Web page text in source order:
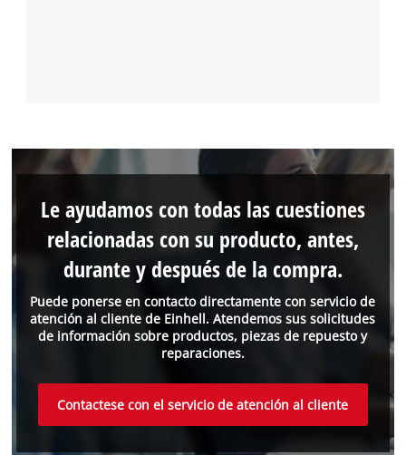
Puede ponerse en contacto directamente con servicio de
atención al cliente de Einhell. Atendemos sus solicitudes
de información sobre productos, piezas de repuesto y
reparaciones.
Le ayudamos con todas las cuestiones
relacionadas con su producto, antes,
durante y después de la compra.
Contactese con el servicio de atención al cliente